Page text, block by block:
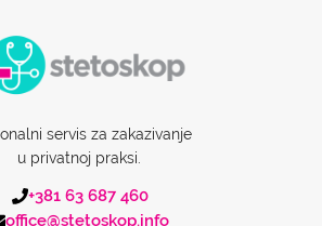
servis za zakazivanje
u privatnoj praksi.
+381 63 687 460
office@stetoskop.info